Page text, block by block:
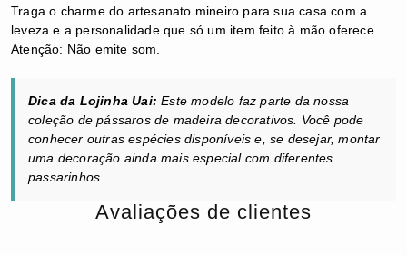
​Traga o charme do artesanato mineiro para sua casa com a
leveza e a personalidade que só um item feito à mão oferece.
Atenção: Não emite som.
Dica da Lojinha Uai: Este modelo faz parte da nossa
coleção de pássaros de madeira decorativos. Você pode
conhecer outras espécies disponíveis e, se desejar, montar
uma decoração ainda mais especial com diferentes
passarinhos.
Avaliações de clientes